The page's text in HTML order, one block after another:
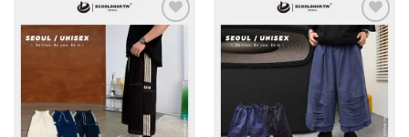
Add to
wishlist
Add to
wishlist